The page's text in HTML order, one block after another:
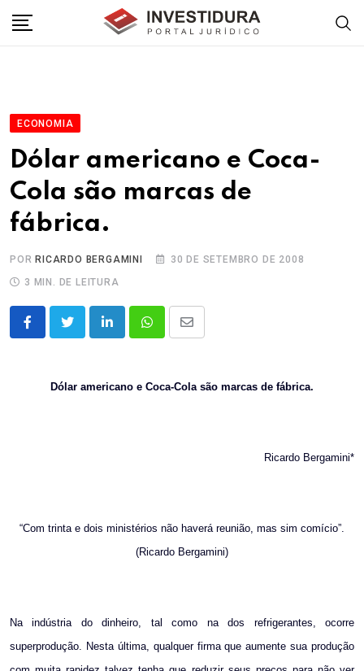
ECONOMIA
Dólar americano e Coca-
Cola são marcas de
fábrica.
POR RICARDO BERGAMINI
30 DE SETEMBRO DE 2008
3 MIN. DE LEITURA
LinkedInWhatsappShare
Dólar americano e Coca-Cola são marcas de fábrica.
Ricardo Bergamini*
“Com trinta e dois ministérios não haverá reunião, mas sim comício”.
(Ricardo Bergamini)
Na indústria do dinheiro, tal como na dos refrigerantes, ocorre
superprodução. Nesta última, qualquer firma que aumente sua produção